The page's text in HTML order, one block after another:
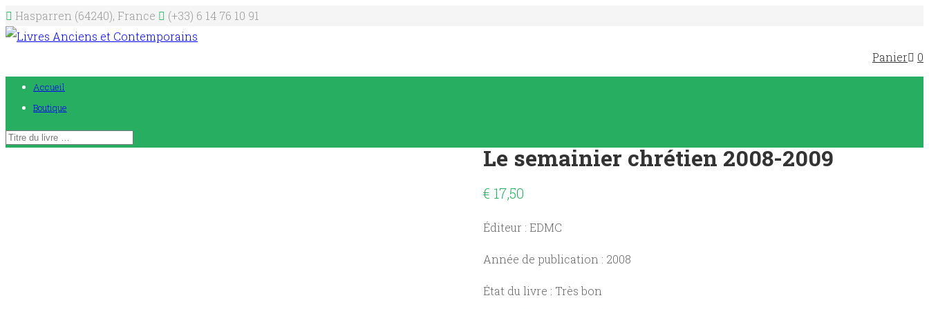
Hasparren (64240), France (+33) 6 14 76 10 91
Panier 0
Accueil
Boutique
Le semainier chrétien 2008-2009
€ 17,50
Éditeur : EDMC
Année de publication : 2008
État du livre : Très bon